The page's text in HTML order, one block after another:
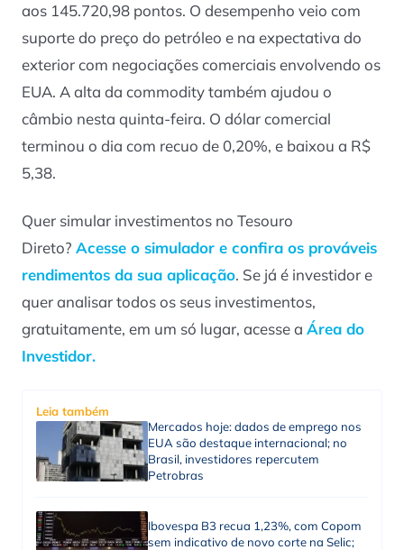
aos 145.720,98 pontos. O desempenho veio com
suporte do preço do petróleo e na expectativa do
exterior com negociações comerciais envolvendo os
EUA. A alta da commodity também ajudou o
câmbio nesta quinta-feira. O dólar comercial
terminou o dia com recuo de 0,20%, e baixou a R$
5,38.
Quer simular investimentos no Tesouro
Direto? Acesse o simulador e confira os prováveis
rendimentos da sua aplicação. Se já é investidor e
quer analisar todos os seus investimentos,
gratuitamente, em um só lugar, acesse a Área do
Investidor.
Leia também
Mercados hoje: dados de emprego nos
EUA são destaque internacional; no
Brasil, investidores repercutem
Petrobras
Ibovespa B3 recua 1,23%, com Copom
sem indicativo de novo corte na Selic;